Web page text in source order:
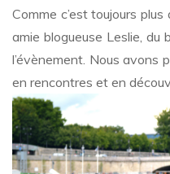
Comme c’est toujours
amie blogueuse Leslie, du
l’évènement. Nous avons
en rencontres et en